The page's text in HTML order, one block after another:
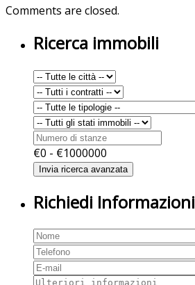
Comments are closed.
Ricerca immobili
€0 - €1000000
Richiedi Informazioni